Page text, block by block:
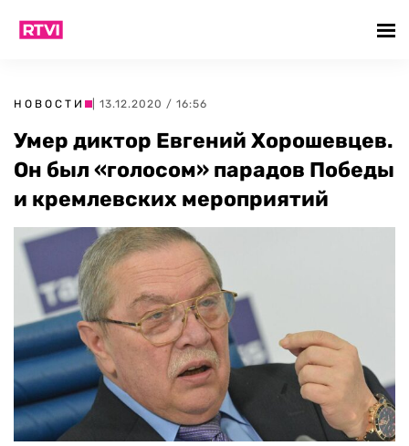
НОВОСТИ | 13.12.2020 / 16:56
Умер диктор Евгений Хорошевцев.
Он был «голосом» парадов Победы
и кремлевских мероприятий